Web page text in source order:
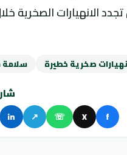
الانهيارات الصخرية
صخرية خطيرة
f
X
☏
↗
in